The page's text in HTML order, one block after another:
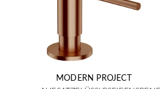
MODERN PROJECT